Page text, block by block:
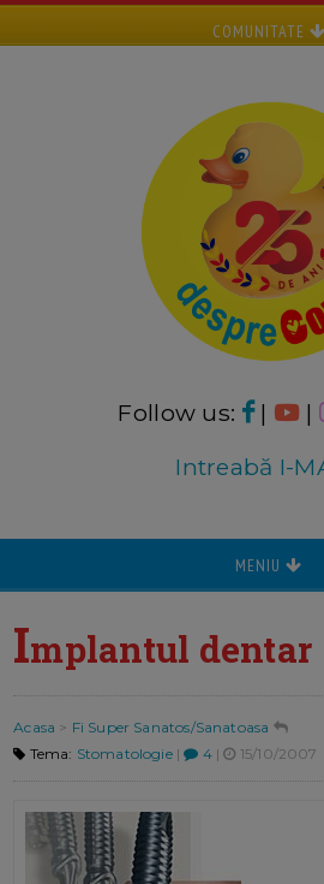
COMUNITATE
Follow us: | |
Intreabă I-
MENIU
Implantul dentar
Acasa > Fi Super Sanatos/Sanatoasa
Tema: Stomatologie| 4| 15/10/2007